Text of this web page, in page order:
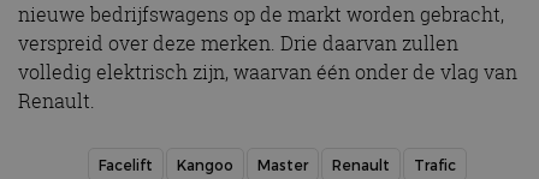
nieuwe bedrijfswagens op de markt worden gebracht,
verspreid over deze merken. Drie daarvan zullen
volledig elektrisch zijn, waarvan één onder de vlag van
Renault.
Facelift Kangoo Master Renault Trafic